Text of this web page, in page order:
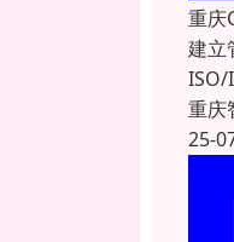
重庆
建立
ISO/
重庆
25-